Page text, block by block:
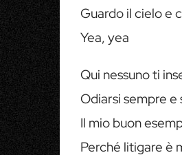
Guardo il cielo e
Yea, yea
Qui nessuno ti
Odiarsi sempre
Il mio buon
Perché litigare è